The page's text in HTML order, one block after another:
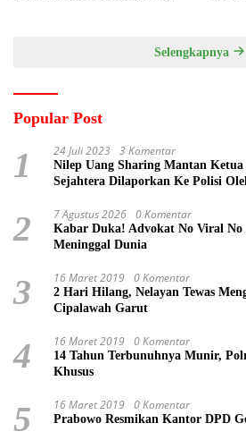
Selengkapnya
Popular Post
1 24 Juli 2023 3 Komentar
Nilep Uang Sharing Mantan
Sejahtera Dilaporkan Ke Polisi
2 7 Agustus 2026 0 Komentar
Kabar Duka! Advokat No Viral No
Meninggal Dunia
3 16 Maret 2019 0 Komentar
2 Hari Hilang, Nelayan Tewas
Cipalawah Garut
4 16 Maret 2019 0 Komentar
14 Tahun Terbunuhnya Munir,
Khusus
5 16 Maret 2019 0 Komentar
Prabowo Resmikan Kantor DPD